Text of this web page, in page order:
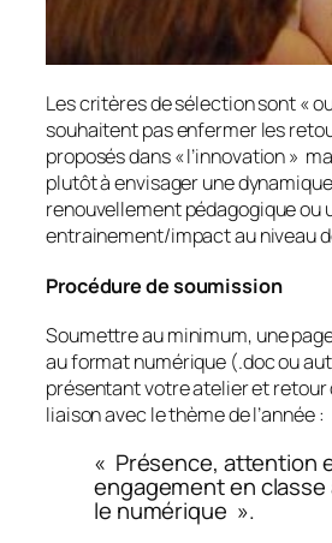
Les critères de sélection sont «
souhaitent pas enfermer les
proposés dans «l’innovation»
plutôt à envisager une
renouvellement pédagogique ou
entrainement/impact au niveau
Procédure de soumission
Soumettre au minimum, une
au format numérique (.doc ou
présentant votre atelier et retour
liaison avec le thème de l’année :
« Présence, attention
engagement enclasse
le numérique ».